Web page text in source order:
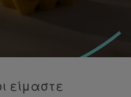
είμαστε